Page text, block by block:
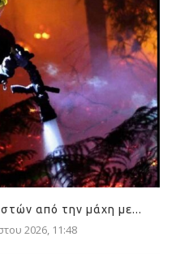
από την μάχη με...
2026, 11:48